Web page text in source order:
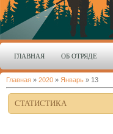
ГЛАВНАЯ ОБ ОТРЯДЕ
Главная » 2020 » Январь » 13
СТАТИСТИКА